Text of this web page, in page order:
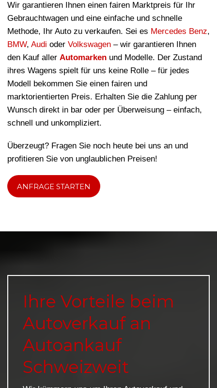
Wir garantieren Ihnen einen fairen Marktpreis für Ihr
Gebrauchtwagen und eine einfache und schnelle
Methode, Ihr Auto zu verkaufen. Sei es Mercedes Benz,
BMW, Audi oder Volkswagen – wir garantieren Ihnen
den Kauf aller Automarken und Modelle. Der Zustand
ihres Wagens spielt für uns keine Rolle – für jedes
Modell bekommen Sie einen fairen und
marktorientierten Preis. Erhalten Sie die Zahlung per
Wunsch direkt in bar oder per Überweisung – einfach,
schnell und unkompliziert.
Überzeugt? Fragen Sie noch heute bei uns an und
profitieren Sie von unglaublichen Preisen!
ANFRAGE STARTEN
Ihre Vorteile beim
Autoverkauf an
Autoankauf
Schweizweit